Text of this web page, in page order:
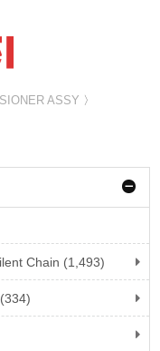
ASSY 〉
Chain (1,493)